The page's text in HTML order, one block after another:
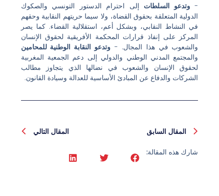
-وتدعو السلطات إلى احترام الدستور التونسي والصكوك
الدولية المتعلقة بحقوق القضاة، ولا سيما حريتهم النقابية وحقهم
في النشاط النقابي، وبشكل أعم، استقلالية القضاء. كما يصر
المركز على إنفاذ قرارات المحكمة الأفريقية لحقوق الإنسان
والشعوب في هذا المجال. - وتدعو النقابة الوطنية للمحامين
والمجتمع المدني الوطني والدولي إلى دعم الجمعية المغربية
لحقوق الإنسان والشعوب في نضالها الذي يتجاوز مطالب
الشركات والدفاع عن المبادئ الأساسية للعدالة وسيادة القانون.
السابق
المقال السابق المقال التالي
شارك هذه المقالة: